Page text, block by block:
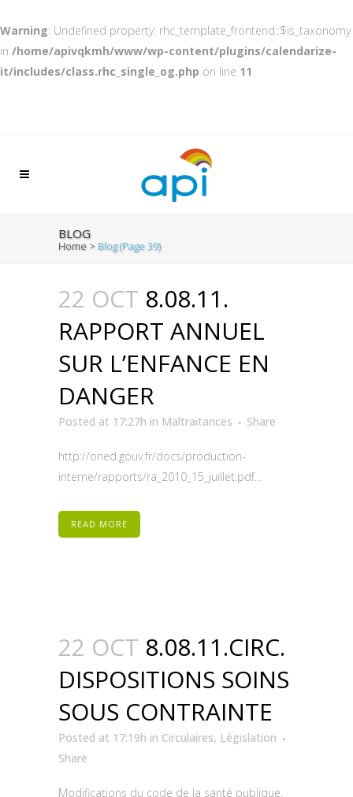
Warning: Undefined property: rhc_template_frontend::$is_taxonomy
in /home/apivqkmh/www/wp-content/plugins/calendarize-
it/includes/class.rhc_single_og.php on line 11
BLOG
Home > Blog(Page 39)
22 OCT 8.08.11.
RAPPORT ANNUEL
SUR L’ENFANCE EN
DANGER
Posted at 17:27h in Maltraitances Share
http://oned.gouv.fr/docs/production-
interne/rapports/ra_2010_15_juillet.pdf...
READ MORE
22 OCT 8.08.11.CIRC.
DISPOSITIONS SOINS
SOUS CONTRAINTE
Posted at 17:19h in Circulaires, Législation
Share
Modifications du code de la santé publique.